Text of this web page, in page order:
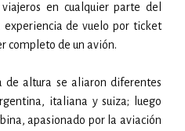
en cualquier parte del
de vuelo por ticket
completo de un avión.
de altura se aliaron diferentes
italiana y suiza; luego
apasionado por la aviación